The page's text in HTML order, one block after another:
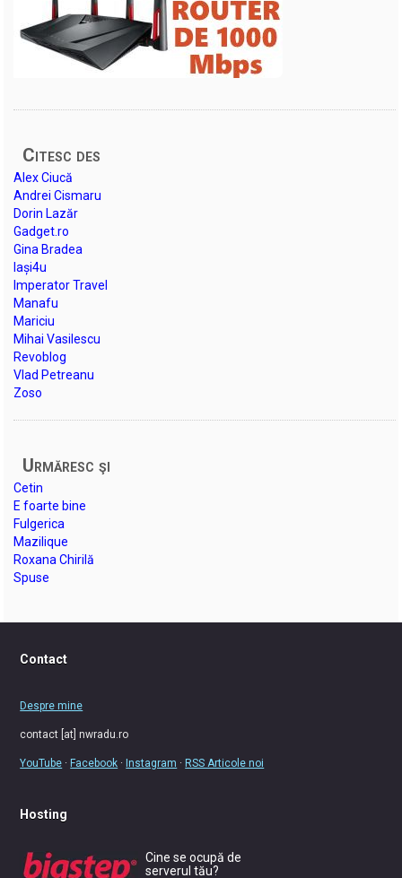
Citesc des
Alex Ciucă
Andrei Cismaru
Dorin Lazăr
Gadget.ro
Gina Bradea
Iași4u
Imperator Travel
Manafu
Mariciu
Mihai Vasilescu
Revoblog
Vlad Petreanu
Zoso
Urmăresc şi
Cetin
E foarte bine
Fulgerica
Mazilique
Roxana Chirilă
Spuse
Contact
Despre mine
contact [at] nwradu.ro
YouTube ·Facebook ·Instagram ·RSS Articole noi
Hosting
Cine se ocupă de
serverul tău?